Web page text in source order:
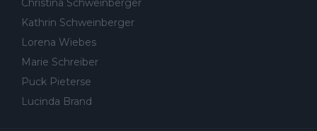
Christina Schweinberger
Kathrin Schweinberger
Lorena Wiebes
Marie Schreiber
Puck Pieterse
Lucinda Brand